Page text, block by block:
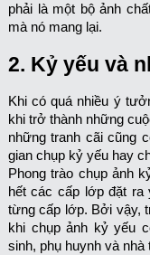
phải là một bộ ảnh
mà nó mang lại.
2. Kỷ yếu và
Khi có quá nhiều ý
khi trở thành những
những tranh cãi cũng
gian chụp kỷ yếu hay
Phong trào chụp ảnh
hết các cấp lớp đặt
từng cấp lớp. Bởi vậy,
khi chụp ảnh kỷ yếu
sinh, phụ huynh và nhà